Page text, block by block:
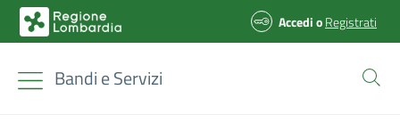
AccedioRegistrati
Bandi e Servizi